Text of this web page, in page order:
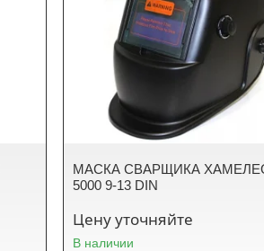
МАСКА СВАРЩИКА
5000 9-13 DIN
Цену уточняйте
В наличии